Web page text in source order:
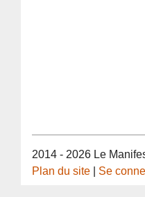
2014 - 2026 Le
Plan du site
Se